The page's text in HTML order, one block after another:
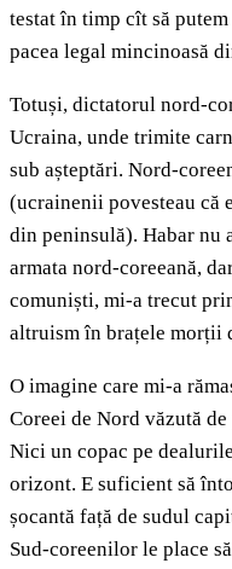
testat în timp cît să
pacea legal mincinoasă
Totuși, dictatorul nord-
Ucraina, unde trimite
sub așteptări. Nord-
(ucrainenii povesteau că
din peninsulă). Habar
armata nord-coreeană,
comuniști, mi-a trecut
altruism în brațele morții
O imagine care mi-a
Coreei de Nord văzută
Nici un copac pe
orizont. E suficient să
șocantă față de sudul
Sud-coreenilor le place